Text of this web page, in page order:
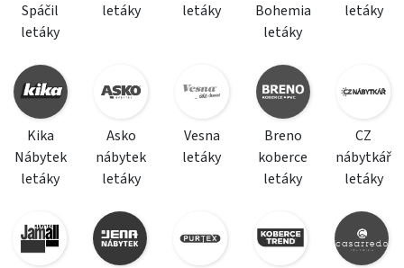
Spáčil
letáky
letáky
letáky
Bohemia
letáky
letáky
Kika
Nábytek
letáky
Asko
nábytek
letáky
Vesna
letáky
Breno
koberce
letáky
CZ
nábytkář
letáky